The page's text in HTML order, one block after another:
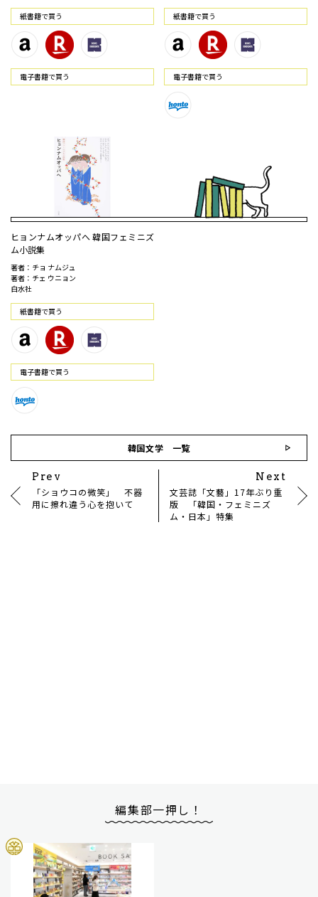
紙書籍で買う
電⼦書籍で買う
紙書籍で買う
電⼦書籍で買う
ヒョンナムオッパへ 韓国フェミニズ
ム小説集
著者：チョ ナムジュ
著者：チェ ウニョン
白水社
紙書籍で買う
電⼦書籍で買う
韓国文学 一覧
Prev
「ショウコの微笑」 不器
用に擦れ違う心を抱いて
Next
文芸誌「文藝」17年ぶり重
版 「韓国・フェミニズ
ム・日本」特集
編集部一押し！